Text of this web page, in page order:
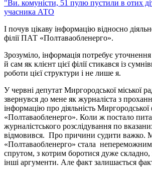
"Ви. комуністи, 51 пулю пустили в отих
учасника АТО
І почув цікаву інформацію відносно
філії ПАТ «Полтаваобленерго».
Зрозуміло, інформація потребує
й сам як клієнт цієї філії стикався із
роботи цієї структури і не лише я.
У червні депутат Миргородської міської
звернувся до мене як журналіста з
інформацію про діяльність Миргородської
«Полтаваобленерго». Коли ж постало
журналістського розслідування по
відмовився. Про причини судити
«Полтаваобленерго» стала
спрутом, з котрим боротися дуже
інші аргументи. Але факт залишається